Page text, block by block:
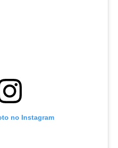
no Instagram